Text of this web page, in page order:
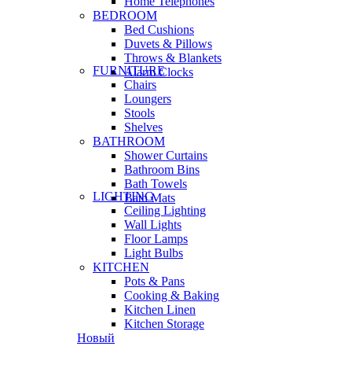
BEDROOM
Bed Cushions
Duvets & Pillows
Throws & Blankets
Alarm Clocks
FURNITURE
Chairs
Loungers
Stools
Shelves
BATHROOM
Shower Curtains
Bathroom Bins
Bath Towels
Bath Mats
LIGHTING
Ceiling Lighting
Wall Lights
Floor Lamps
Light Bulbs
KITCHEN
Pots & Pans
Cooking & Baking
Kitchen Linen
Kitchen Storage
Новый